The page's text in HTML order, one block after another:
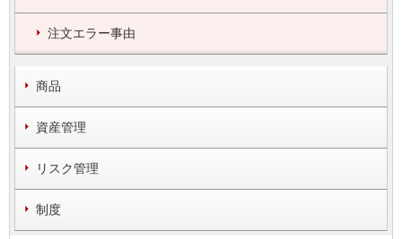
注文エラー事由
商品
資産管理
リスク管理
制度